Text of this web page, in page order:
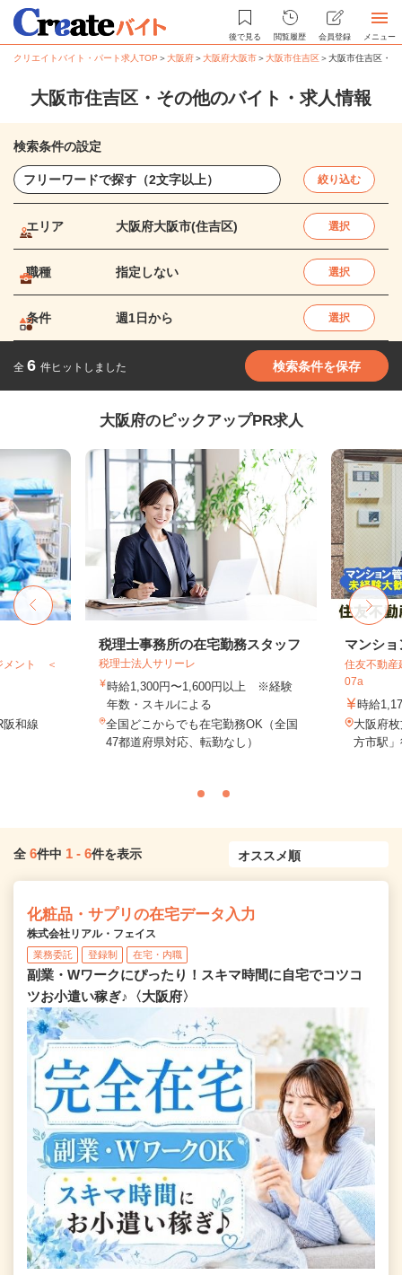
後で見る 閲覧履歴 会員登録 メニュー
クリエイトバイト・パート求人TOP ＞大阪府＞大阪府大阪市＞大阪市住吉区＞大阪市住吉区・
大阪市住吉区・その他のバイト・求人情報
検索条件の設定
絞り込む
エリア 大阪府大阪市(住吉区) 選択
職種 指定しない 選択
条件 週1日から 選択
全 6 件ヒットしました 検索条件を保存
大阪府のピックアップPR求人
メント ＜
阪和線
税理士事務所の在宅勤務スタッフ
税理士法人サリーレ
時給1,300円〜1,600円以上 ※経験
年数・スキルによる
全国どこからでも在宅勤務OK（全国
47都道府県対応、転勤なし）
マンシ
住友不動産
07a
時給
大阪府
方市駅
全 6件中 1 - 6件を表示
化粧品・サプリの在宅データ入力
株式会社リアル・フェイス
業務委託 登録制 在宅・内職
副業・Wワークにぴったり！スキマ時間に自宅でコツコ
ツお小遣い稼ぎ♪〈大阪府〉